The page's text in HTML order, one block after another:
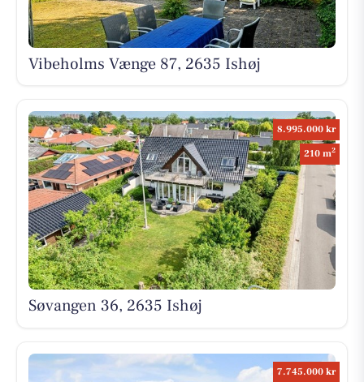
Vibeholms Vænge 87, 2635 Ishøj
8.995.000 kr
210 m2
Søvangen 36, 2635 Ishøj
7.745.000 kr